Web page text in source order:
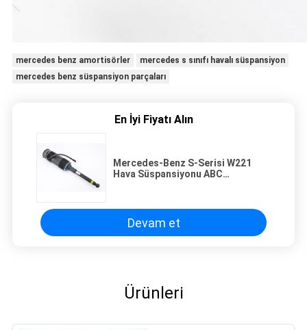
mercedes benz amortisörler
mercedes s sınıfı havalı süspansiyon
mercedes benz süspansiyon parçaları
En İyi Fiyatı Alın
Mercedes-Benz S-Serisi W221
Hava Süspansiyonu ABC
Devam et
Ürünleri